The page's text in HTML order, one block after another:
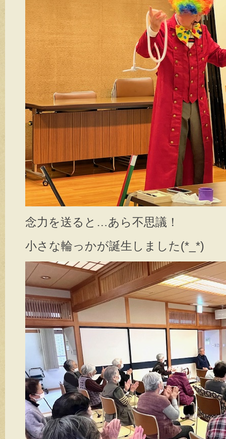
念力を送ると…あら不思議！
小さな輪っかが誕生しました(*_*)